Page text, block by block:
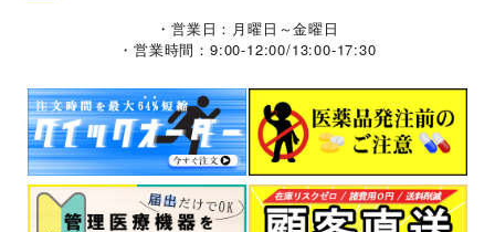
・営業日：月曜日～金曜日
・営業時間：9:00-12:00/13:00-17:30